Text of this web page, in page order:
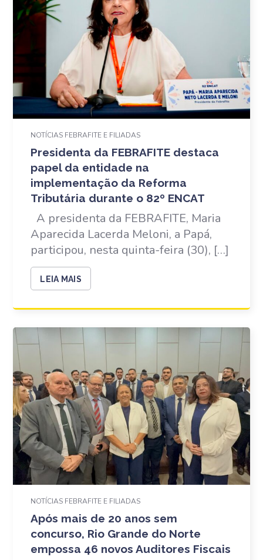
NOTÍCIAS FEBRAFITE E FILIADAS
Presidenta da FEBRAFITE destaca
papel da entidade na
implementação da Reforma
Tributária durante o 82º ENCAT
A presidenta da FEBRAFITE, Maria
Aparecida Lacerda Meloni, a Papá,
participou, nesta quinta-feira (30), […]
LEIA MAIS
NOTÍCIAS FEBRAFITE E FILIADAS
Após mais de 20 anos sem
concurso, Rio Grande do Norte
empossa 46 novos Auditores Fiscais